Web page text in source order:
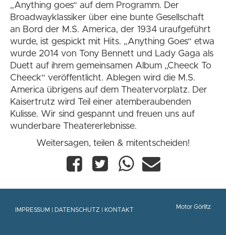
„Anything goes“ auf dem Programm. Der
Broadwayklassiker über eine bunte Gesellschaft
an Bord der M.S. America, der 1934 uraufgeführt
wurde, ist gespickt mit Hits. „Anything Goes“ etwa
wurde 2014 von Tony Bennett und Lady Gaga als
Duett auf ihrem gemeinsamen Album „Cheeck To
Cheeck“ veröffentlicht. Ablegen wird die M.S.
America übrigens auf dem Theatervorplatz. Der
Kaisertrutz wird Teil einer atemberaubenden
Kulisse. Wir sind gespannt und freuen uns auf
wunderbare Theatererlebnisse.
Weitersagen, teilen & mitentscheiden!
IMPRESSUM DATENSCHUTZ KONTAKT Motor Görlitz